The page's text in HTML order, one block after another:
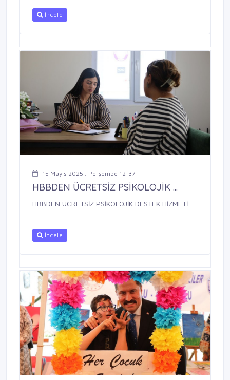
İncele
15 Mayıs 2025 , Perşembe 12:37
HBBDEN ÜCRETSİZ PSİKOLOJİK ...
HBBDEN ÜCRETSİZ PSİKOLOJİK DESTEK HİZMETİ
İncele